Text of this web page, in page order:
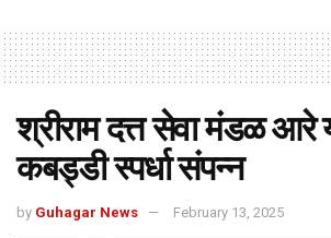
श्रीराम दत्त सेवा मंडळ आरे
कबड्डी स्पर्धा संपन्न
by Guhagar News February 13, 2025